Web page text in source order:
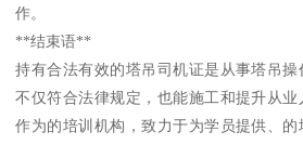
作。
**结束语**
持有合法有效的塔吊司机证是从事塔吊操
不仅符合法律规定，也能施工和提升从
作为的培训机构，致力于为学员提供、